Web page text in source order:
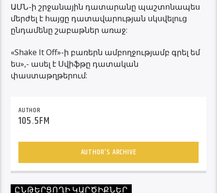
ԱՄՆ-ի շրջանային դատարանը պաշտոնապես
մերժել է հայցը դատավարության սկսվելուց
ընդամենը շաբաթներ առաջ:
«Shake It Off»-ի բառերն ամբողջությամբ գրել եմ
ես»,- ասել է Սվիֆթը դատական ​​
փաստաթղթերում:
AUTHOR
105.5FM
AUTHOR'S ARCHIVE
ԸՆԹԵՐՑՈՂԻ ԿԱՐԾԻՔՆԵՐ